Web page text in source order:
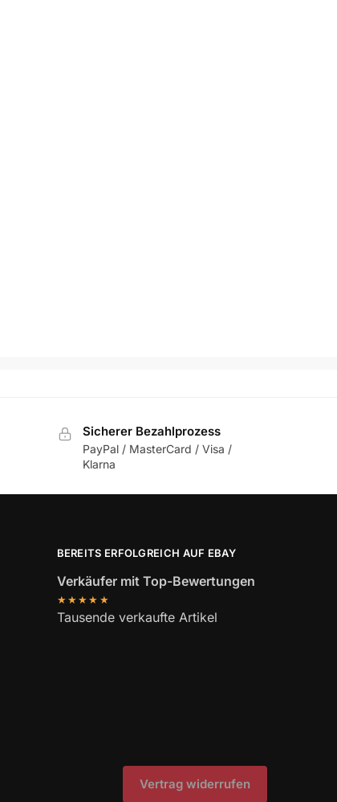
Sicherer Bezahlprozess
PayPal / MasterCard / Visa /
Klarna
BEREITS ERFOLGREICH AUF EBAY
Verkäufer mit Top-Bewertungen
★★★★★
Tausende verkaufte Artikel
Vertrag widerrufen